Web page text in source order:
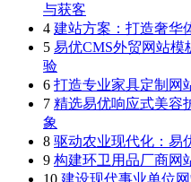
与获客
4 建站方案：打造奢华
5 易优CMS外贸网站
验
6 打造专业家具定制网
7 精选易优响应式美容
象
8 驱动农业现代化：易
9 构建环卫用品厂商网